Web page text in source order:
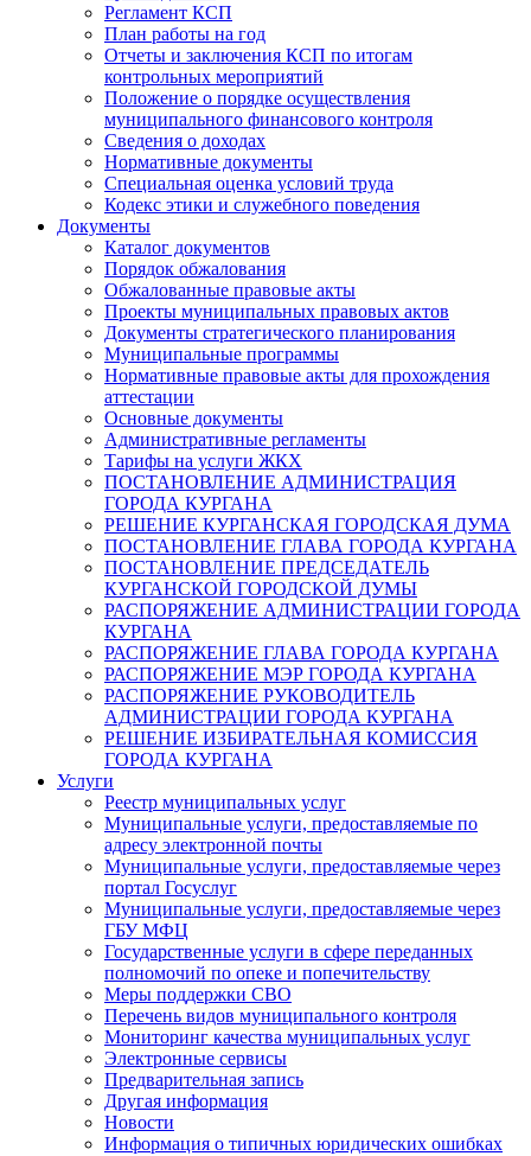
Регламент КСП
План работы на год
Отчеты и заключения КСП по итогам
контрольных мероприятий
Положение о порядке осуществления
муниципального финансового контроля
Сведения о доходах
Нормативные документы
Специальная оценка условий труда
Кодекс этики и служебного поведения
Документы
Каталог документов
Порядок обжалования
Обжалованные правовые акты
Проекты муниципальных правовых актов
Документы стратегического планирования
Муниципальные программы
Нормативные правовые акты для прохождения
аттестации
Основные документы
Административные регламенты
Тарифы на услуги ЖКХ
ПОСТАНОВЛЕНИЕ АДМИНИСТРАЦИЯ
ГОРОДА КУРГАНА
РЕШЕНИЕ КУРГАНСКАЯ ГОРОДСКАЯ ДУМА
ПОСТАНОВЛЕНИЕ ГЛАВА ГОРОДА КУРГАНА
ПОСТАНОВЛЕНИЕ ПРЕДСЕДАТЕЛЬ
КУРГАНСКОЙ ГОРОДСКОЙ ДУМЫ
РАСПОРЯЖЕНИЕ АДМИНИСТРАЦИИ ГОРОДА
КУРГАНА
РАСПОРЯЖЕНИЕ ГЛАВА ГОРОДА КУРГАНА
РАСПОРЯЖЕНИЕ МЭР ГОРОДА КУРГАНА
РАСПОРЯЖЕНИЕ РУКОВОДИТЕЛЬ
АДМИНИСТРАЦИИ ГОРОДА КУРГАНА
РЕШЕНИЕ ИЗБИРАТЕЛЬНАЯ КОМИССИЯ
ГОРОДА КУРГАНА
Услуги
Реестр муниципальных услуг
Муниципальные услуги, предоставляемые по
адресу электронной почты
Муниципальные услуги, предоставляемые через
портал Госуслуг
Муниципальные услуги, предоставляемые через
ГБУ МФЦ
Государственные услуги в сфере переданных
полномочий по опеке и попечительству
Меры поддержки СВО
Перечень видов муниципального контроля
Мониторинг качества муниципальных услуг
Электронные сервисы
Предварительная запись
Другая информация
Новости
Информация о типичных юридических ошибках